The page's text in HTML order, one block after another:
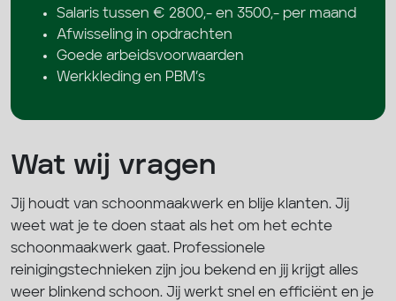
Salaris tussen € 2800,- en 3500,- per maand
Afwisseling in opdrachten
Goede arbeidsvoorwaarden
Werkkleding en PBM’s
Wat wij vragen
Jij houdt van schoonmaakwerk en blije klanten. Jij
weet wat je te doen staat als het om het echte
schoonmaakwerk gaat. Professionele
reinigingstechnieken zijn jou bekend en jij krijgt alles
weer blinkend schoon. Jij werkt snel en efficiënt en je